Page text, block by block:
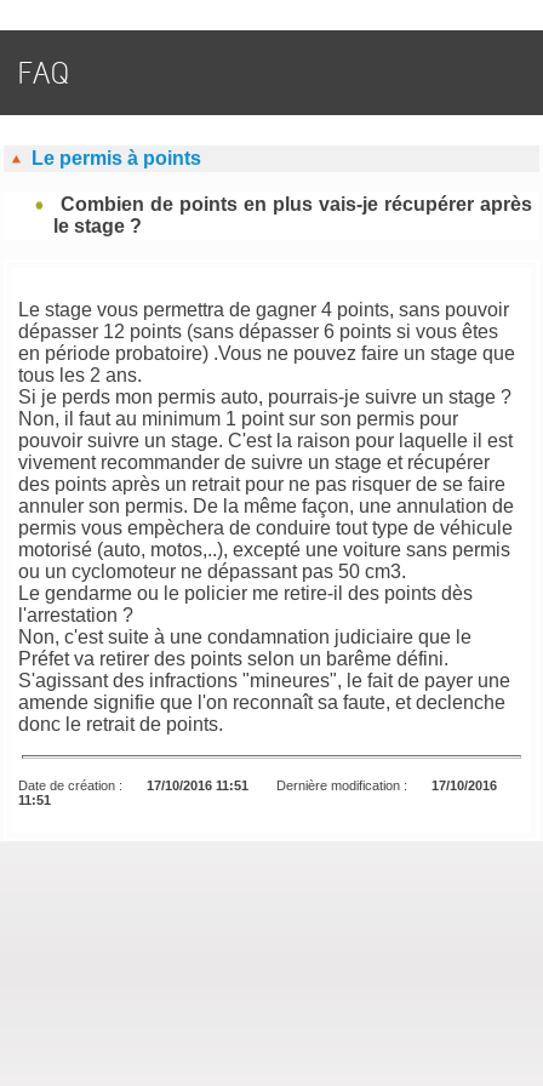
FAQ
Le permis à points
Combien de points en plus vais-je récupérer après
le stage ?
Le stage vous permettra de gagner 4 points, sans pouvoir
dépasser 12 points (sans dépasser 6 points si vous êtes
en période probatoire) .Vous ne pouvez faire un stage que
tous les 2 ans.
Si je perds mon permis auto, pourrais-je suivre un stage ?
Non, il faut au minimum 1 point sur son permis pour
pouvoir suivre un stage. C'est la raison pour laquelle il est
vivement recommander de suivre un stage et récupérer
des points après un retrait pour ne pas risquer de se faire
annuler son permis. De la même façon, une annulation de
permis vous empèchera de conduire tout type de véhicule
motorisé (auto, motos,..), excepté une voiture sans permis
ou un cyclomoteur ne dépassant pas 50 cm3.
Le gendarme ou le policier me retire-il des points dès
l'arrestation ?
Non, c'est suite à une condamnation judiciaire que le
Préfet va retirer des points selon un barême défini.
S'agissant des infractions "mineures", le fait de payer une
amende signifie que l'on reconnaît sa faute, et declenche
donc le retrait de points.
Date de création : 17/10/2016 11:51 Dernière modification :
17/10/2016
11:51